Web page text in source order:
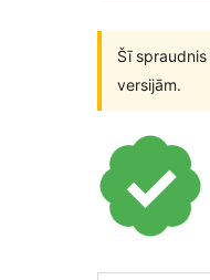
Šī spraudnis
versijām.